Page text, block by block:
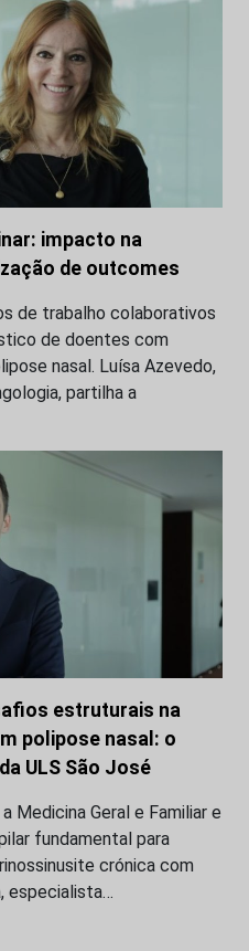
impacto na
de outcomes
de trabalho colaborativos
de doentes com
nasal. Luísa Azevedo,
partilha a
estruturais na
polipose nasal: o
ULS São José
Medicina Geral e Familiar e
fundamental para
crónica com
especialista…